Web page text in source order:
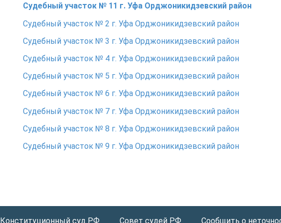
Судебный участок № 11 г. Уфа Орджоникидзевский район
Судебный участок № 2 г. Уфа Орджоникидзевский район
Судебный участок № 3 г. Уфа Орджоникидзевский район
Судебный участок № 4 г. Уфа Орджоникидзевский район
Судебный участок № 5 г. Уфа Орджоникидзевский район
Судебный участок № 6 г. Уфа Орджоникидзевский район
Судебный участок № 7 г. Уфа Орджоникидзевский район
Судебный участок № 8 г. Уфа Орджоникидзевский район
Судебный участок № 9 г. Уфа Орджоникидзевский район
Конституционный суд РФ Совет судей РФ Сообщить о